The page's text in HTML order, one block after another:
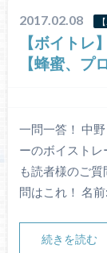
2017.02.08
【ボイトレ
【蜂蜜、プ
一問一答！ 中
ーのボイストレ
も読者様のご
問はこれ！ 名
続きを読む